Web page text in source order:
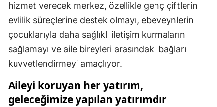
hizmet verecek merkez, özellikle genç çiftlerin
evlilik süreçlerine destek olmayı, ebeveynlerin
çocuklarıyla daha sağlıklı iletişim kurmalarını
sağlamayı ve aile bireyleri arasındaki bağları
kuvvetlendirmeyi amaçlıyor.
Aileyi koruyan her yatırım,
geleceğimize yapılan yatırımdır